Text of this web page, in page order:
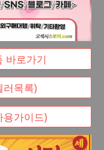
바로가기
러목록)
용가이드)